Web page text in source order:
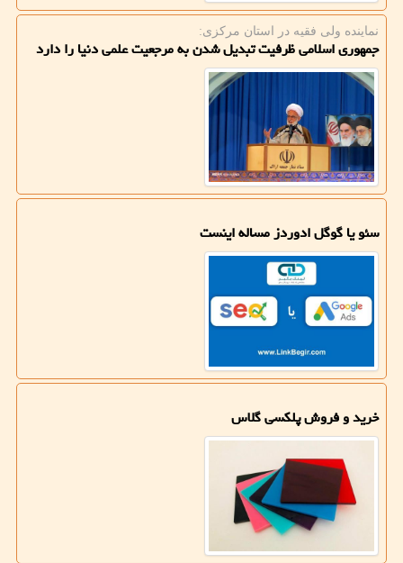
نماینده ولی فقیه در استان مركزی:
جمهوری اسلامی ظرفیت تبدیل شدن به مرجعیت علمی دنیا را دارد
سئو یا گوگل ادوردز مساله اینست
خرید و فروش پلکسی گلاس